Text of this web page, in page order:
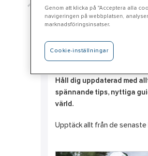
Tips
Håll dig uppdaterad med
spännande tips, nyttiga
värld.
Upptäck allt från de
Genom att klicka på "Acceptera alla
navigeringen på webbplatsen,
marknadsföringsinsatser.
Cookie-inställningar